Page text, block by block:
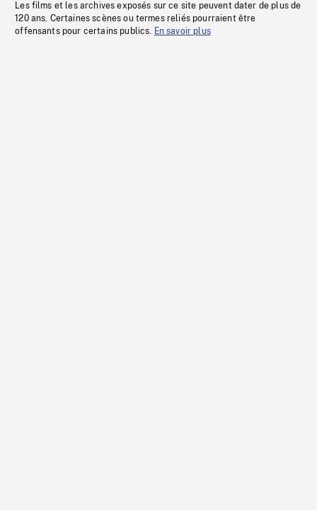
Les films et les archives exposés sur ce site peuvent dater de plus de
120 ans. Certaines scènes ou termes reliés pourraient être
offensants pour certains publics. En savoir plus